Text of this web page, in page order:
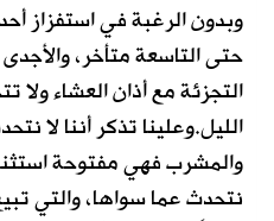
وبدون الرغبة في استفزاز
حتى التاسعة متأخر،
التجزئة مع أذان العشاء ولا
الليل.وعلينا تذكر أننا لا
والمشرب فهي مفتوحة
نتحدث عما سواها، والتي